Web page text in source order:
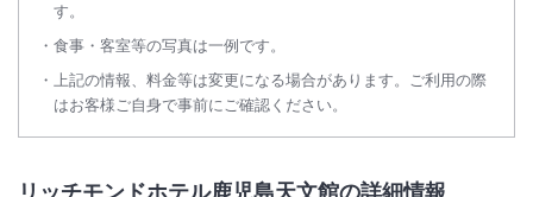
す。
食事・客室等の写真は一例です。
上記の情報、料金等は変更になる場合があります。ご利用の際
はお客様ご自身で事前にご確認ください。
リッチモンドホテル鹿児島天文館の詳細情報